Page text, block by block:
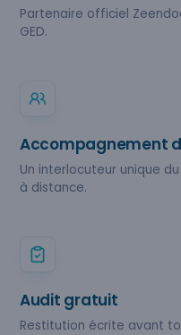
Partenaire officiel
GED.
Accompagnement
Un interlocuteur unique
à distance.
Audit gratuit
Restitution écrite avant